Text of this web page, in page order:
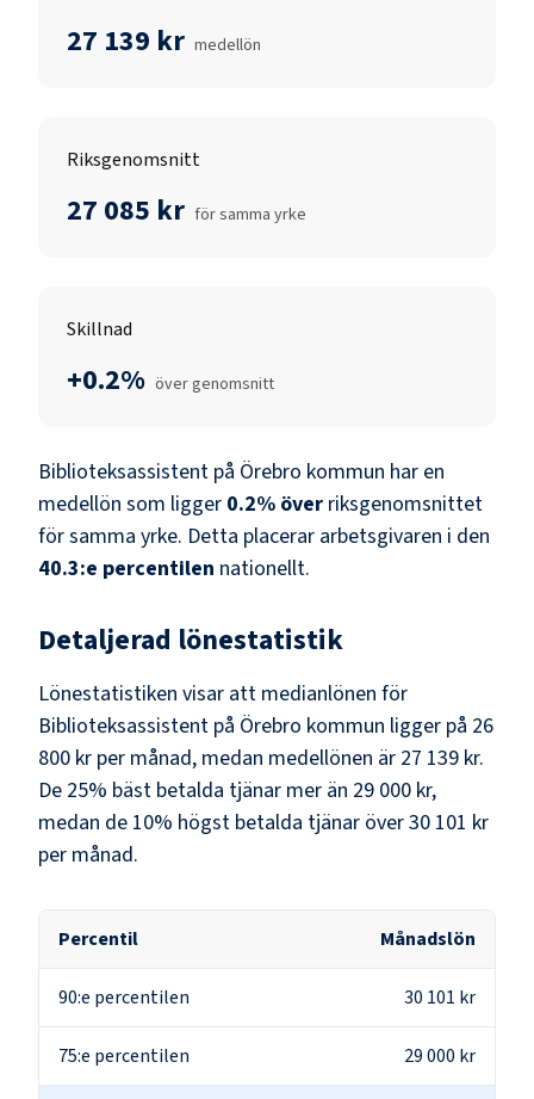
27 139 kr medellön
Riksgenomsnitt
27 085 kr för samma yrke
Skillnad
+0.2% över genomsnitt
Biblioteksassistent på Örebro kommun har en
medellön som ligger 0.2% över riksgenomsnittet
för samma yrke. Detta placerar arbetsgivaren i den
40.3:e percentilen nationellt.
Detaljerad lönestatistik
Lönestatistiken visar att medianlönen för
Biblioteksassistent på Örebro kommun ligger på 26
800 kr per månad, medan medellönen är 27 139 kr.
De 25% bäst betalda tjänar mer än 29 000 kr,
medan de 10% högst betalda tjänar över30 101 kr
per månad.
Percentil Månadslön
90:e percentilen 30 101 kr
75:e percentilen 29 000 kr